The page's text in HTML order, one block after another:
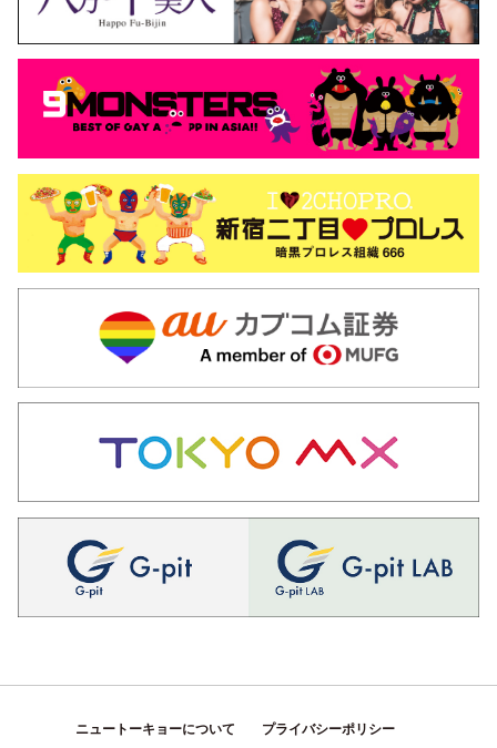
ニュートーキョーについて プライバシーポリシー